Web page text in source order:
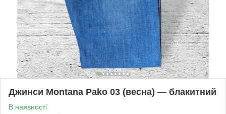
Джинси Montana Pako 03 (весна) — блакитний
В наявності